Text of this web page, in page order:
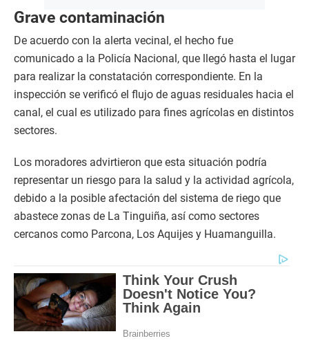
Grave contaminación
De acuerdo con la alerta vecinal, el hecho fue
comunicado a la Policía Nacional, que llegó hasta el lugar
para realizar la constatación correspondiente. En la
inspección se verificó el flujo de aguas residuales hacia el
canal, el cual es utilizado para fines agrícolas en distintos
sectores.
Los moradores advirtieron que esta situación podría
representar un riesgo para la salud y la actividad agrícola,
debido a la posible afectación del sistema de riego que
abastece zonas de La Tinguiña, así como sectores
cercanos como Parcona, Los Aquijes y Huamanguilla.